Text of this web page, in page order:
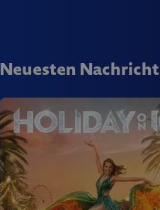
Neuesten